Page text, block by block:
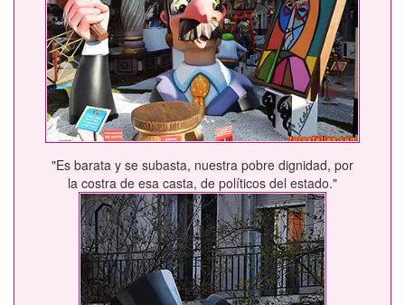
"Es barata y se subasta, nuestra pobre dignidad, por
la costra de esa casta, de políticos del estado."